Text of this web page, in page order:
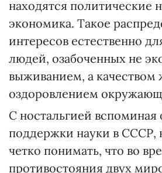
находятся политические
экономика. Такое
интересов естественно
людей, озабоченных не
выживанием, а качеством
оздоровлением
С ностальгией вспоминая
поддержки науки в СССР,
четко понимать, что во
противостояния двух